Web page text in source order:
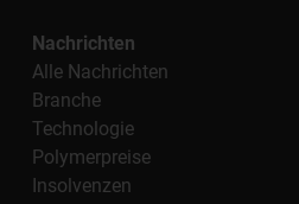
Nachrichten
Alle Nachrichten
Branche
Technologie
Polymerpreise
Insolvenzen